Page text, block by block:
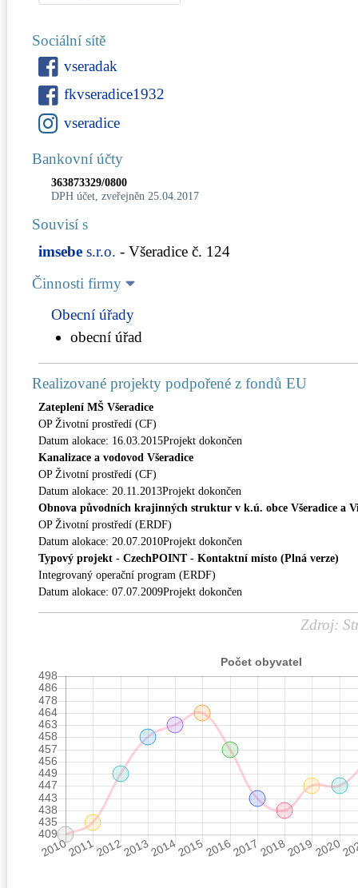
Sociální sítě
vseradak
fkvseradice1932
vseradice
Bankovní účty
363873329/0800
DPH účet, zveřejněn 25.04.2017
Souvisí s
imsebe s.r.o. - Všeradice č. 124
Činnosti firmy
Obecní úřady
obecní úřad
Realizované projekty podpořené z fondů EU
Zateplení MŠ Všeradice
OP Životní prostředí (CF)
Datum alokace: 16.03.2015Projekt dokončen
Kanalizace a vodovod Všeradice
OP Životní prostředí (CF)
Datum alokace: 20.11.2013Projekt dokončen
Obnova původních krajinných struktur v k.ú. obce Všeradice a
OP Životní prostředí (ERDF)
Datum alokace: 20.07.2010Projekt dokončen
Typový projekt - CzechPOINT - Kontaktní místo (Plná verze)
Integrovaný operační program (ERDF)
Datum alokace: 07.07.2009Projekt dokončen
Zdroj: